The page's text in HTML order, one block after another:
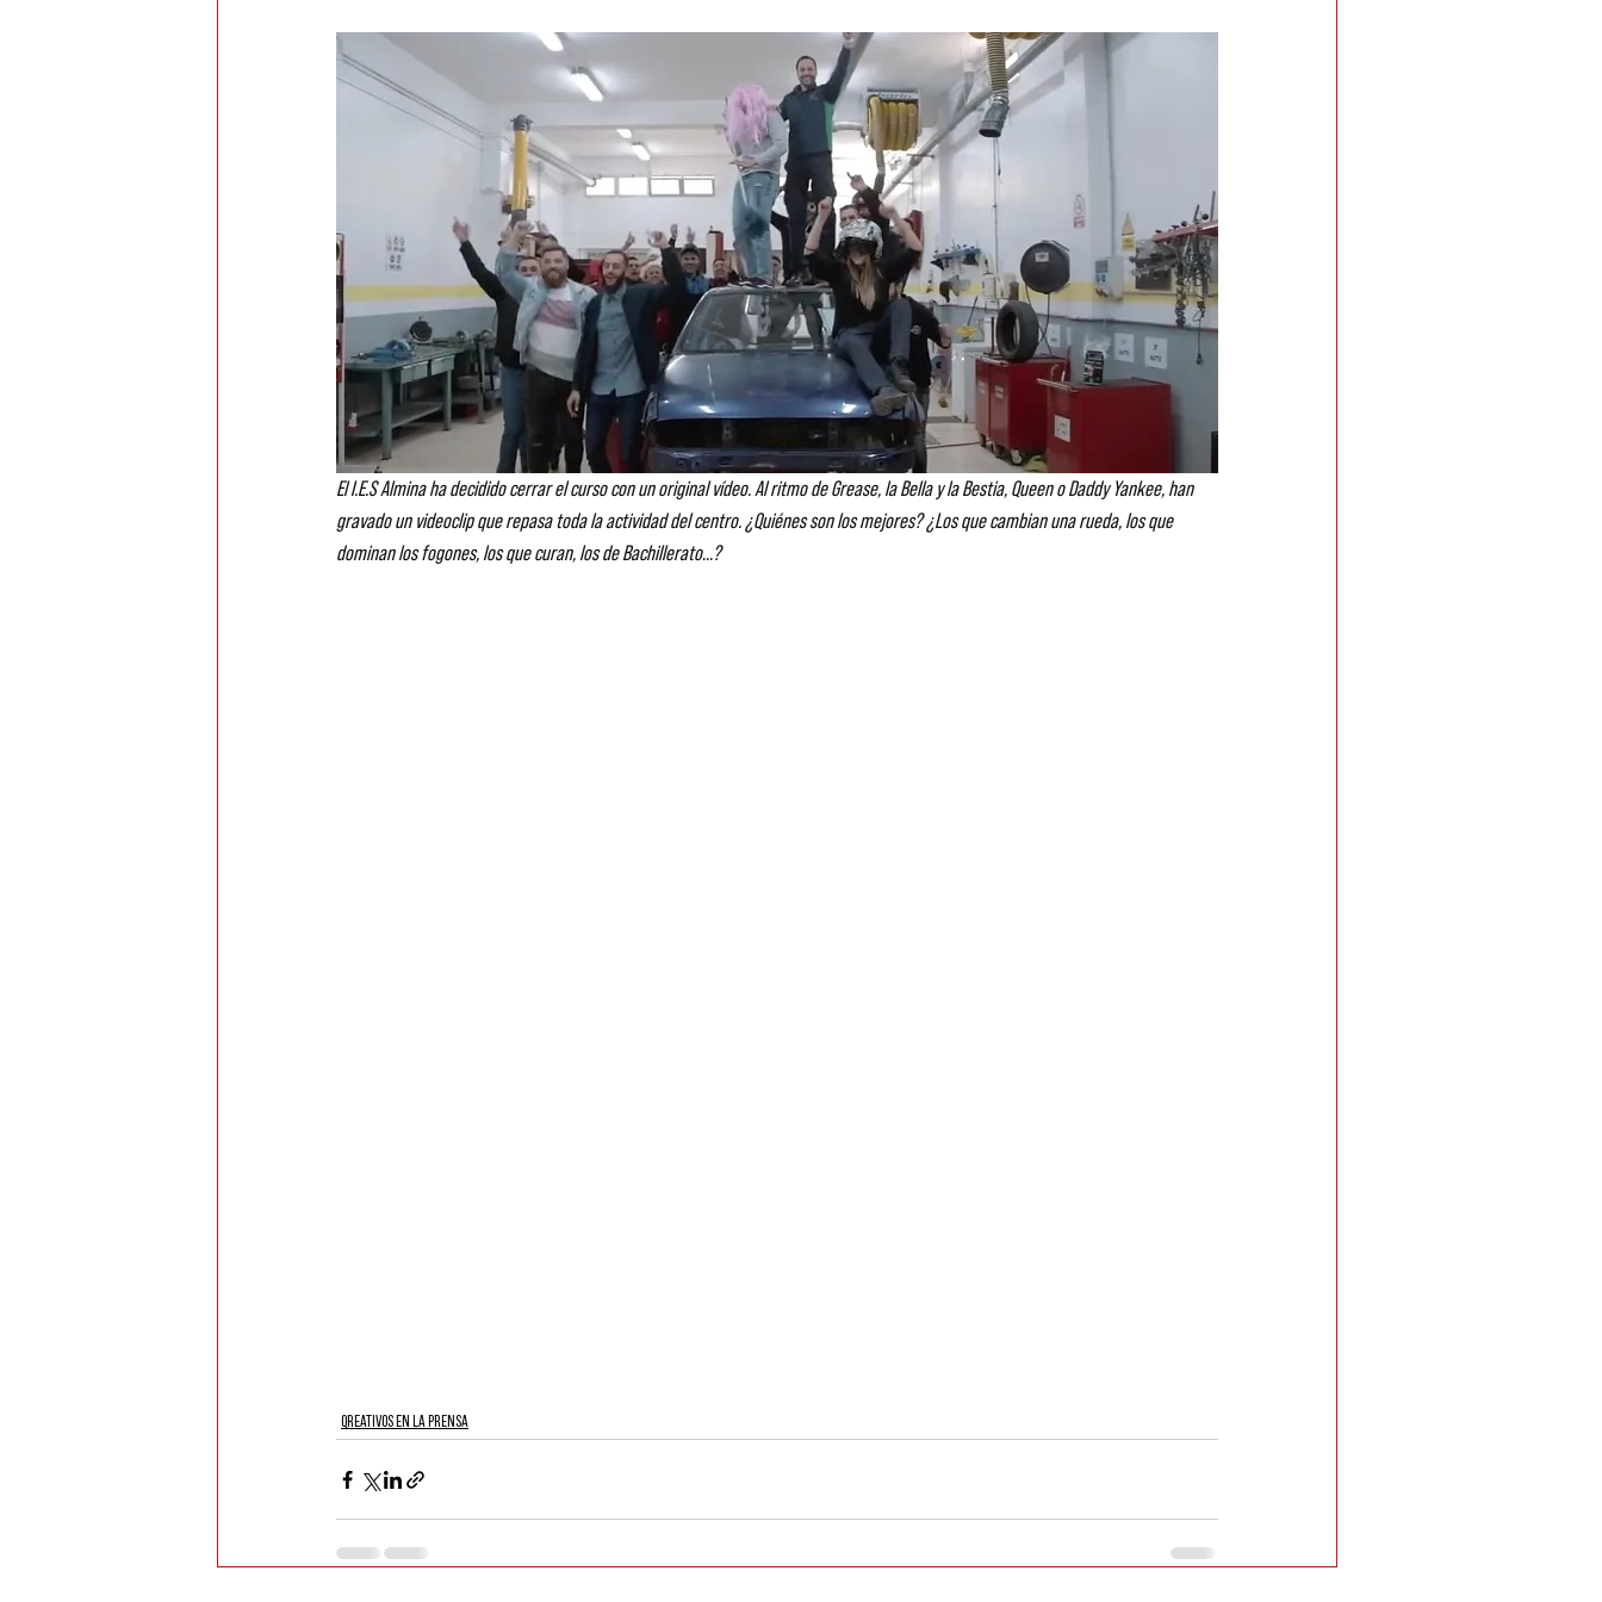
El I.E.S Almina ha decidido cerrar el curso con un original vídeo. Al ritmo de Grease, la Bella y la Bestia, Queen o Daddy Yankee, han
gravado un videoclip que repasa toda la actividad del centro. ¿Quiénes son los mejores? ¿Los que cambian una rueda, los que
dominan los fogones, los que curan, los de Bachillerato…?
QREATIVOS EN LA PRENSA